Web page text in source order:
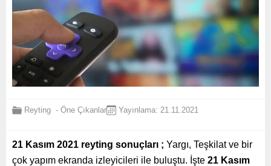
Reyting - Öne Çıkanlar Yayınlama: 21.11.2021
21 Kasım 2021 reyting sonuçları ; Yargı, Teşkilat ve bir
çok yapım ekranda izleyicileri ile buluştu. İşte 21 Kasım